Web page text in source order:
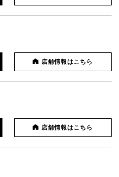
店舗情報はこちら
店舗情報はこちら